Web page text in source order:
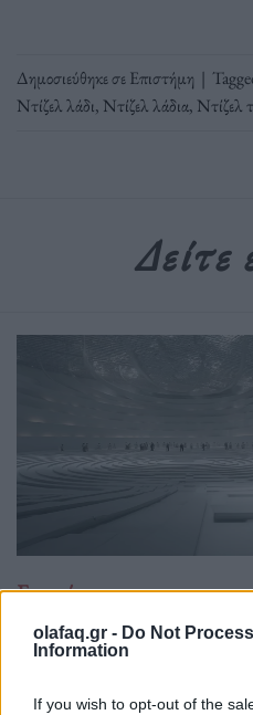
olafaq.gr - Do Not
Information
If you wish to opt-out of the
Δημοσιεύθηκε σεΕπιστήμη |
Ντίζελ λάδι, Ντίζελ λάδια, Ντίζελ
Δείτε
Επιστήμη
Το πείραμα της
LSD στην ψυχιατρική
15.05.26